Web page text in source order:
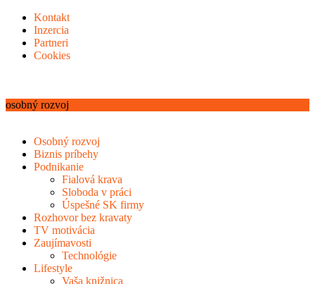
Kontakt
Inzercia
Partneri
Cookies
osobný rozvoj
Osobný rozvoj
Biznis príbehy
Podnikanie
Fialová krava
Sloboda v práci
Úspešné SK firmy
Rozhovor bez kravaty
TV motivácia
Zaujímavosti
Technológie
Lifestyle
Vaša knižnica